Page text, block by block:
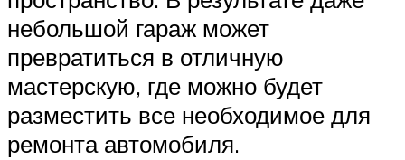
небольшой гараж может
превратиться в отличную
мастерскую, где можно будет
разместить все необходимое для
ремонта автомобиля.